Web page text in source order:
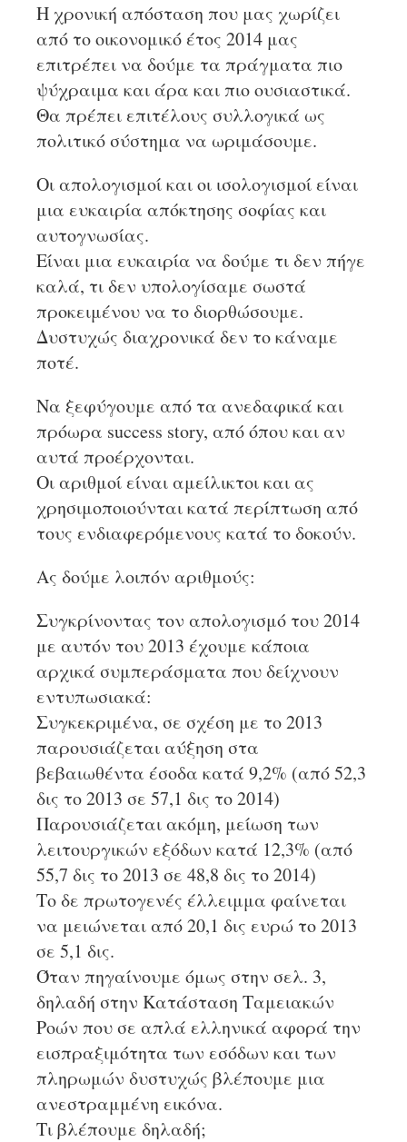
Η χρονική απόσταση που μας χωρίζει
από το οικονομικό έτος 2014 μας
επιτρέπει να δούμε τα πράγματα πιο
ψύχραιμα και άρα και πιο ουσιαστικά.
Θα πρέπει επιτέλους συλλογικά ως
πολιτικό σύστημα να ωριμάσουμε.
Οι απολογισμοί και οι ισολογισμοί είναι
μια ευκαιρία απόκτησης σοφίας και
αυτογνωσίας.
Είναι μια ευκαιρία να δούμε τι δεν πήγε
καλά, τι δεν υπολογίσαμε σωστά
προκειμένου να το διορθώσουμε.
Δυστυχώς διαχρονικά δεν το κάναμε
ποτέ.
Να ξεφύγουμε από τα ανεδαφικά και
πρόωρα success story, από όπου και αν
αυτά προέρχονται.
Οι αριθμοί είναι αμείλικτοι και ας
χρησιμοποιούνται κατά περίπτωση από
τους ενδιαφερόμενους κατά το δοκούν.
Ας δούμε λοιπόν αριθμούς:
Συγκρίνοντας τον απολογισμό του 2014
με αυτόν του 2013 έχουμε κάποια
αρχικά συμπεράσματα που δείχνουν
εντυπωσιακά:
Συγκεκριμένα, σε σχέση με το 2013
παρουσιάζεται αύξηση στα
βεβαιωθέντα έσοδα κατά 9,2% (από 52,3
δις το 2013 σε 57,1 δις το 2014)
Παρουσιάζεται ακόμη, μείωση των
λειτουργικών εξόδων κατά 12,3% (από
55,7 δις το 2013 σε 48,8 δις το 2014)
Το δε πρωτογενές έλλειμμα φαίνεται
να μειώνεται από 20,1 δις ευρώ το 2013
σε 5,1 δις.
Όταν πηγαίνουμε όμως στην σελ. 3,
δηλαδή στην Κατάσταση Ταμειακών
Ροών που σε απλά ελληνικά αφορά την
εισπραξιμότητα των εσόδων και των
πληρωμών δυστυχώς βλέπουμε μια
ανεστραμμένη εικόνα.
Τι βλέπουμε δηλαδή;